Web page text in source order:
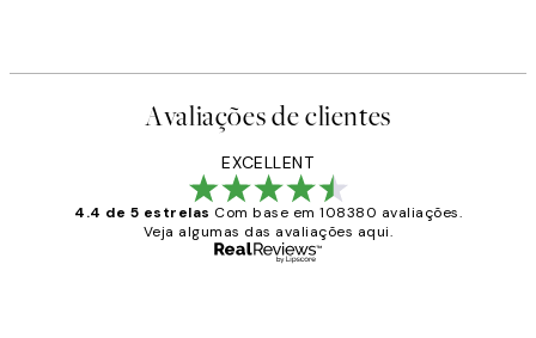
Avaliações de clientes
EXCELLENT
4.4 de 5 estrelas Com base em 108380 avaliações.
Veja algumas das avaliações aqui.